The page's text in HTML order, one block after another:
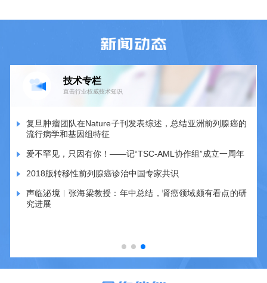
技术专栏
直击行业权威技术知识
复旦肿瘤团队在Nature子刊发表综述，总结亚洲前列腺癌的
流行病学和基因组特征
爱不罕见，只因有你！——记“TSC-AML协作组”成立一周年
2018版转移性前列腺癌诊治中国专家共识
声临泌境︱张海梁教授：年中总结，肾癌领域颇有看点的研
究进展